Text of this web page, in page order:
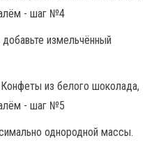
измельчённый
однородной массы.